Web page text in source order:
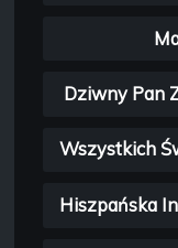
Dziwny Pan
Wszystkich
Hiszpańska